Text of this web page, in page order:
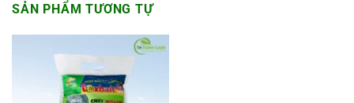
SẢN PHẨM TƯƠNG TỰ